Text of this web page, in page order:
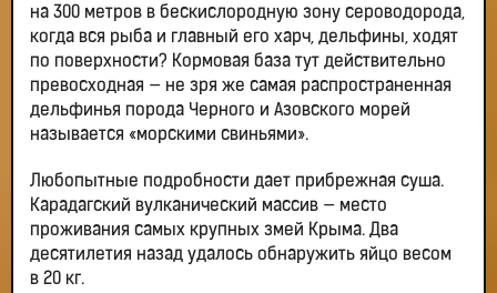
на 300 метров в бескислородную зону сероводорода,
когда вся рыба и главный его харч, дельфины, ходят
по поверхности? Кормовая база тут действительно
превосходная — не зря же самая распространенная
дельфинья порода Черного и Азовского морей
называется «морскими свиньями».
Любопытные подробности дает прибрежная суша.
Карадагский вулканический массив — место
проживания самых крупных змей Крыма. Два
десятилетия назад удалось обнаружить яйцо весом
в 20 кг.